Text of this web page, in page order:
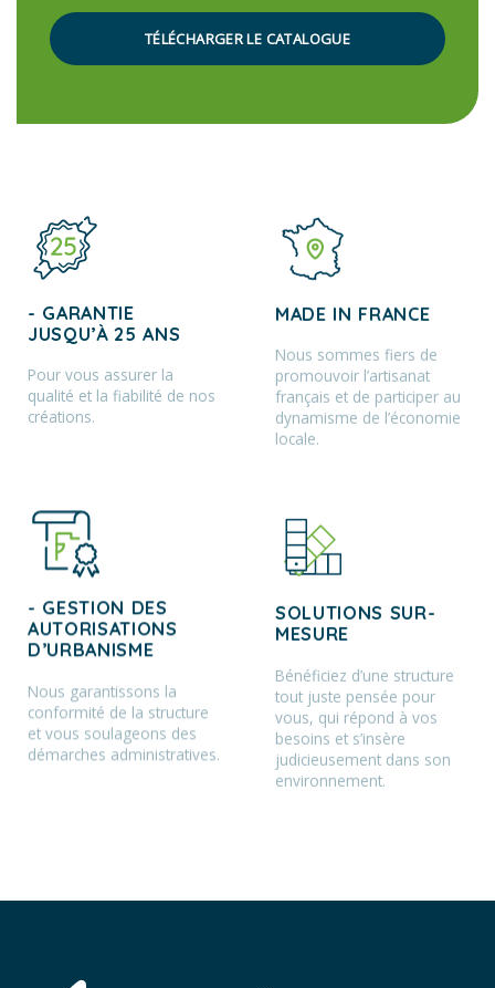
TÉLÉCHARGER LE CATALOGUE
- GARANTIE
JUSQU’À 25 ANS
Pour vous assurer la
qualité et la fiabilité de nos
créations.
MADE IN FRANCE
Nous sommes fiers de
promouvoir l’artisanat
français et de participer au
dynamisme de l’économie
locale.
- GESTION DES
AUTORISATIONS
D’URBANISME
Nous garantissons la
conformité de la structure
et vous soulageons des
démarches administratives.
SOLUTIONS SUR-
MESURE
Bénéficiez d’une structure
tout juste pensée pour
vous, qui répond à vos
besoins et s’insère
judicieusement dans son
environnement.